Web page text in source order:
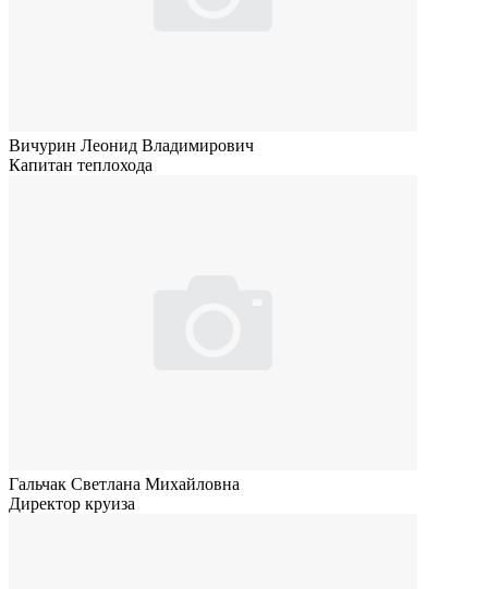
Вичурин Леонид Владимирович
Капитан теплохода
Гальчак Светлана Михайловна
Директор круиза